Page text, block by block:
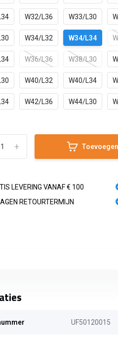
W32/L36 W33/L30
W34/L32 W34/L34
W36/L36 W38/L30
W40/L32 W40/L34
W42/L36 W44/L30
+
LEVERING VANAF € 100
RETOURTERMIJN
UF50120015